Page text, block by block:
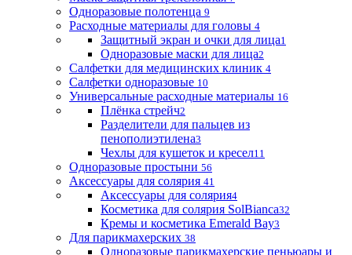
Одноразовые полотенца 9
Расходные материалы для головы 4
Защитный экран и очки для лица1
Одноразовые маски для лица2
Салфетки для медицинских клиник 4
Салфетки одноразовые 10
Универсальные расходные материалы 16
Плёнка стрейч2
Разделители для пальцев из
пенополиэтилена3
Чехлы для кушеток и кресел11
Одноразовые простыни 56
Аксессуары для солярия 41
Аксессуары для солярия4
Косметика для солярия SolBianca32
Кремы и косметика Emerald Bay3
Для парикмахерских 38
Одноразовые парикмахерские пеньюары и